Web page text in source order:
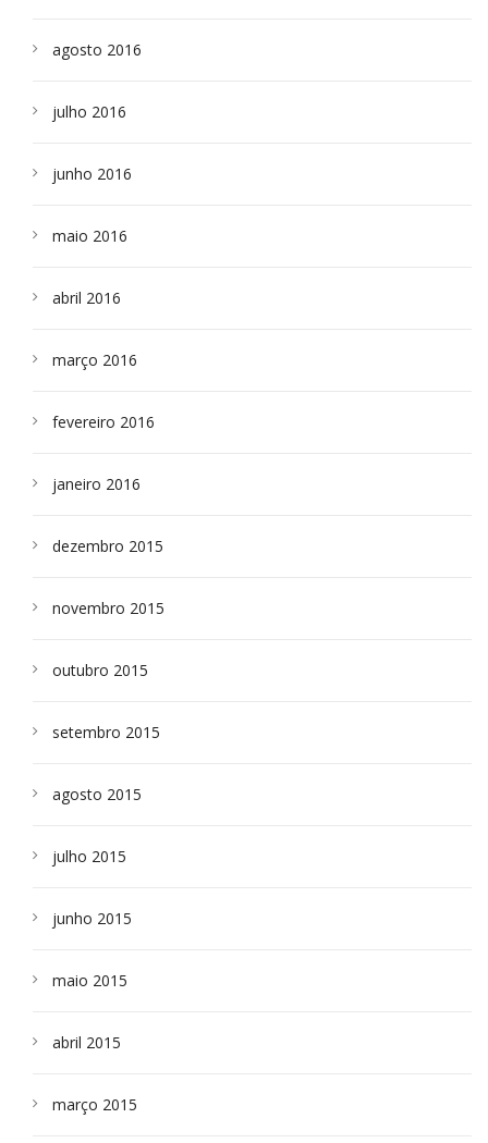
agosto 2016
julho 2016
junho 2016
maio 2016
abril 2016
março 2016
fevereiro 2016
janeiro 2016
dezembro 2015
novembro 2015
outubro 2015
setembro 2015
agosto 2015
julho 2015
junho 2015
maio 2015
abril 2015
março 2015